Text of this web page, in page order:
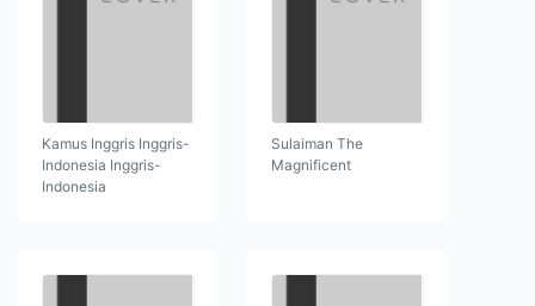
Kamus Inggris Inggris-
Indonesia Inggris-
Indonesia
Sulaiman The
Magnificent